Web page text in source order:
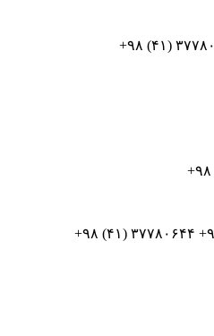
۴۱۲۲۰۰۰۰
+۹۸ (۴۱) ۴۱۲۲۰۰۰۰